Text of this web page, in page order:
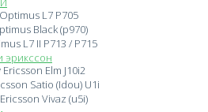
L7 P705
Black (p970)
L7 II P713 / P715
Elm J10i2
Satio (Idou) U1i
Vivaz (u5i)